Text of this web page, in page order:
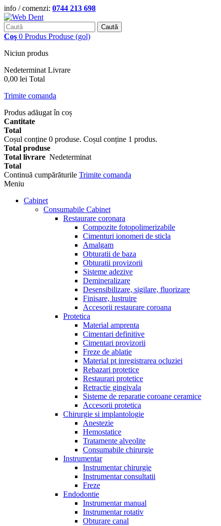
info / comenzi: 0744 213 698
Caută
Coş 0 Produs Produse (gol)
Niciun produs
Nedeterminat Livrare
0,00 lei Total
Trimite comanda
Produs adăugat în coș
Cantitate
Total
Coșul conține 0 produse. Coșul conține 1 produs.
Total produse
Total livrare Nedeterminat
Total
Continuă cumpărăturile Trimite comanda
Meniu
Cabinet
Consumabile Cabinet
Restaurare coronara
Compozite fotopolimerizabile
Cimenturi ionomeri de sticla
Amalgam
Obturatii de baza
Obturatii provizorii
Sisteme adezive
Demineralizare
Desensibilizare, sigilare, fluorizare
Finisare, lustruire
Accesorii restaurare coroana
Protetica
Material amprenta
Cimentari definitive
Cimentari provizorii
Freze de ablatie
Material pt inregistrarea ocluziei
Rebazari protetice
Restaurari protetice
Retractie gingivala
Sisteme de reparatie coroane ceramice
Accesorii protetica
Chirurgie si implantologie
Anestezie
Hemostatice
Tratamente alveolite
Consumabile chirurgie
Instrumentar
Instrumentar chirurgie
Instrumentar consultatii
Freze
Endodontie
Instrumentar manual
Instrumentar rotativ
Obturare canal